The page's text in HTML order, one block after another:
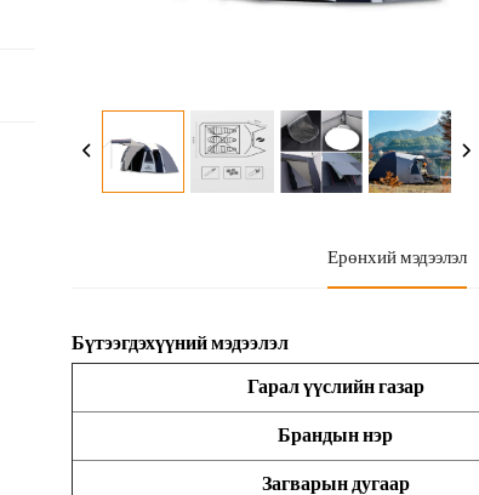
Ерөнхий мэдээлэл
Бүтээгдэхүүний мэдээлэл
Гарал үүслийн газар
Брандын нэр
Загварын дугаар